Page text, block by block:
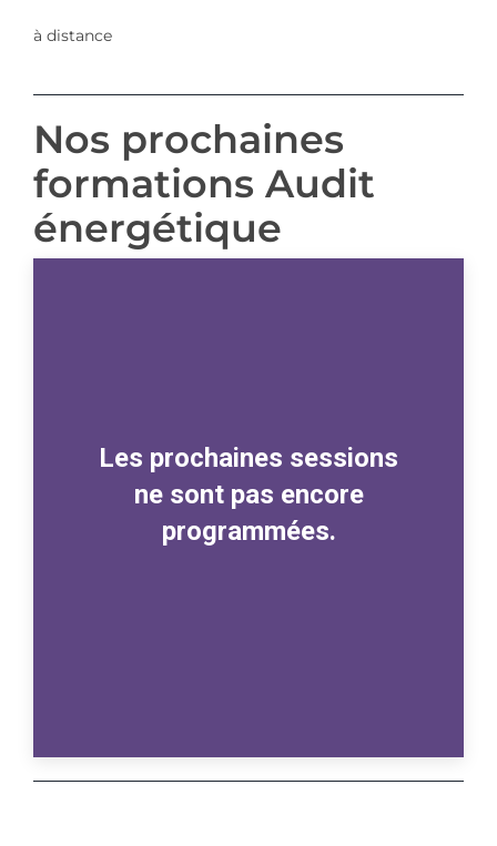
à distance
Nos prochaines
formations Audit
énergétique
Les prochaines sessions
ne sont pas encore
programmées.